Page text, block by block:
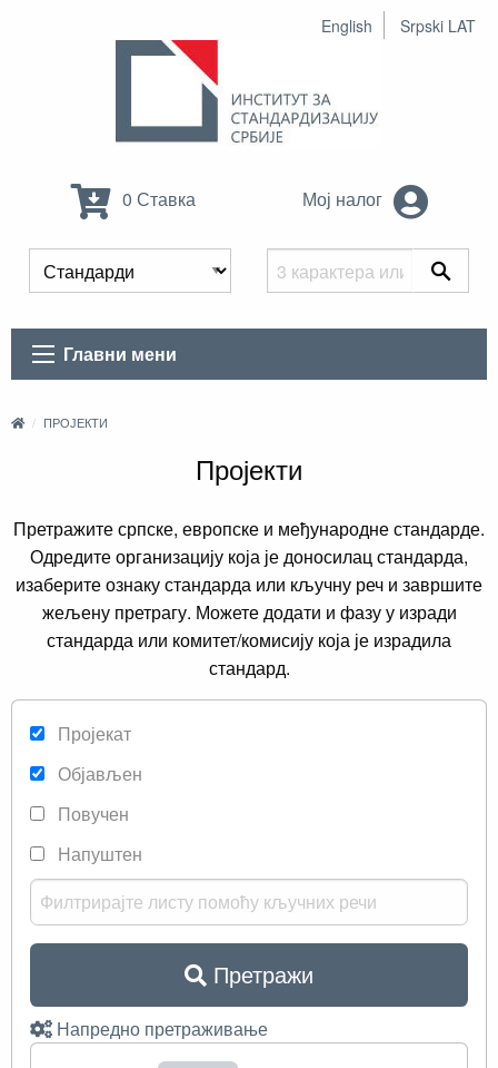
English Srpski LAT
0 Ставка Мој налог
Главни мени
ПРОЈЕКТИ
Пројекти
Претражите српске, европске и међународне стандарде.
Одредите организацију која је доносилац стандарда,
изаберите ознаку стандарда или кључну реч и завршите
жељену претрагу. Можете додати и фазу у изради
стандарда или комитет/комисију која је израдила
стандард.
Пројекат
Објављен
Повучен
Напуштен
Претражи
Напредно претраживање